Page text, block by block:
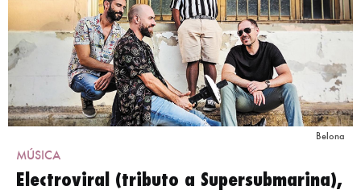
Belona
MÚSICA
Electroviral (tributo a Supersubmarina),